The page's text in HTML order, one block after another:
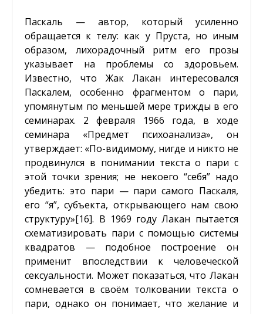
Паскаль — автор, который усиленно
обращается к телу: как у Пруста, но иным
образом, лихорадочный ритм его прозы
указывает на проблемы со здоровьем.
Известно, что Жак Лакан интересовался
Паскалем, особенно фрагментом о пари,
упомянутым по меньшей мере трижды в его
семинарах. 2 февраля 1966 года, в ходе
семинара «Предмет психоанализа», он
утверждает: «По-видимому, нигде и никто не
продвинулся в понимании текста о пари с
этой точки зрения; не некоего “себя” надо
убедить: это пари — пари самого Паскаля,
его “я”, субъекта, открывающего нам свою
структуру»[16]. В 1969 году Лакан пытается
схематизировать пари с помощью системы
квадратов — подобное построение он
применит впоследствии к человеческой
сексуальности. Может показаться, что Лакан
сомневается в своём толковании текста о
пари, однако он понимает, что желание и